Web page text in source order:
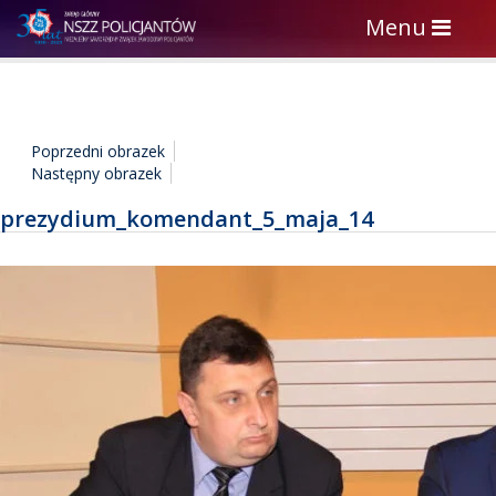
Toggle
navigation
Menu
Poprzedni obrazek
Następny obrazek
prezydium_komendant_5_maja_14